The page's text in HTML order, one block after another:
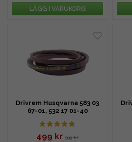
LÄGG I VARUKORG
Drivrem Husqvarna 583 03
67-01, 532 17 01-40
499 kr 599 kr